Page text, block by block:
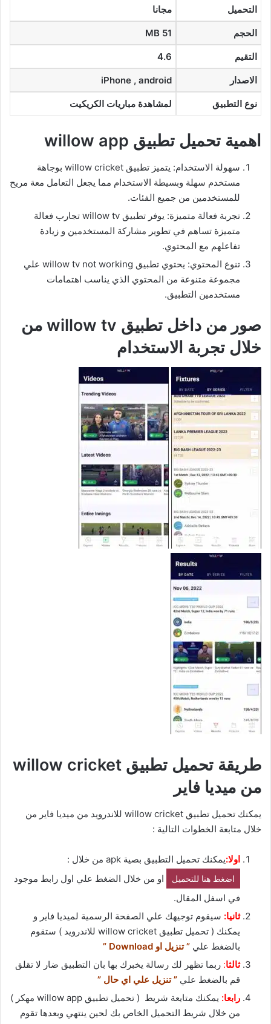
التحميل مجانا
الحجم 51 MB
التقيم 4.6
الاصدار iPhone , android
نوع التطبيق لمشاهدة مباريات الكريكيت
اهمية تحميل تطبيق willow app
سهولة الاستخدام: يتميز تطبيق willow cricket بوجاهة
مستخدم سهلة وبسيطة الاستخدام مما يجعل التعامل معة مريح
للمستخدمين من جميع الفئات.
تجربة فعالة متميزة: يوفر تطبيق willow tv تجارب فعالة
متميزة تساهم في تطوير مشاركة المستخدمين و زيادة
تفاعلهم مع المحتوي.
تنوع المحتوي: يحتوي تطبيق willow tv not working علي
مجموعة متنوعة من المحتوي الذي يناسب اهتمامات
مستخدمين التطبيق.
صور من داخل تطبيق willow tv من
خلال تجربة الاستخدام
طريقة تحميل تطبيق willow cricket
من ميديا فاير
يمكنك تحميل تطبيق willow cricket للاندرويد من ميديا فاير من
خلال متابعة الخطوات التالية :
اولا:يمكنك تحميل التطبيق بصية apk من خلال :
اضغط هنا للتحميل
او من خلال الضغط علي اول رابط موجود
في اسفل المقال.
ثانيا: سيقوم توجيهك علي الصفحة الرسمية لميديا فاير و
يمكنك ( تحميل تطبيق willow cricket للاندرويد ) ستقوم
بالضغط علي ” تنزيل او Download ”
ثالثا: ربما تظهر لك رسالة يخبرك بها بان التطبيق ضار لا تقلق
قم بالضغط علي ” تنزيل علي اي حال ”
رابعا:
يمكنك متايعة شريط ( تحميل تطبيق willow app مهكر )
من خلال شريط التحميل الخاص بك لحين ينتهي وبعدها تقوم